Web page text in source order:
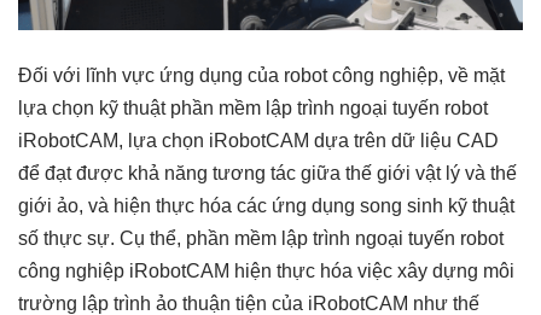
Đối với lĩnh vực ứng dụng của robot công nghiệp, về mặt
lựa chọn kỹ thuật phần mềm lập trình ngoại tuyến robot
iRobotCAM, lựa chọn iRobotCAM dựa trên dữ liệu CAD
để đạt được khả năng tương tác giữa thế giới vật lý và thế
giới ảo, và hiện thực hóa các ứng dụng song sinh kỹ thuật
số thực sự. Cụ thể, phần mềm lập trình ngoại tuyến robot
công nghiệp iRobotCAM hiện thực hóa việc xây dựng môi
trường lập trình ảo thuận tiện của iRobotCAM như thế